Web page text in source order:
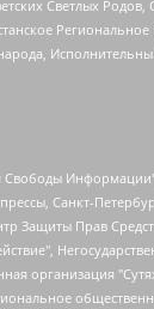
Светлых Родов,
Региональное
технологий и межкультурных коммуникаций "ИНТЕРРА", Маяковская Екатерина Алексеевна, Фейгин Марк Захарович, Филимонов Андрей Викторович, Дзугкоева Регина Николаевна, Доброхотов Роман Александрович, Дудь Юрий Александрович, Елкин Сергей Владимирович, Кругликов Кирилл Игоревич, Сабунаева Мария Леонидовна, Семенов Алексей Владимирович, Шаинян Карен Багратович, Шульман Екатерина Михайловна, Асафьев Артур Валерьевич, Вахштайн Виктор Семенович, Венедиктов Алексей Алексеевич, Лушникова Екатерина Евгеньевна, Волков Леонид Михайлович, Невзоров Александр Глебович, Пархоменко Сергей Борисович, Сироткин Ярослав Николаевич, Кара-Мурза Владимир Владимирович, Баранова Наталья Владимировна, Гозман Леонид Яковлевич, Кагарлицкий Борис Юльевич, Климарев Михаил Валерьевич, Милов Владимир Станиславович, Автономная некоммерческая организация Краснодарский центр современного искусства "Типография", Моргенштерн Алишер